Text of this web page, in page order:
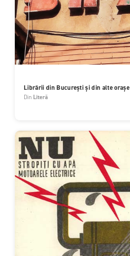
Librării din București și din alte orașe
Din Literă